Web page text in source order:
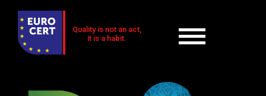
Quality is not an act,
it is a habit.